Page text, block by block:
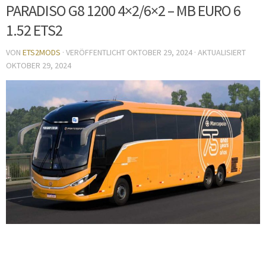
PARADISO G8 1200 4×2/6×2 – MB EURO 6
1.52 ETS2
VON ETS2MODS · VERÖFFENTLICHT OKTOBER 29, 2024 · AKTUALISIERT
OKTOBER 29, 2024